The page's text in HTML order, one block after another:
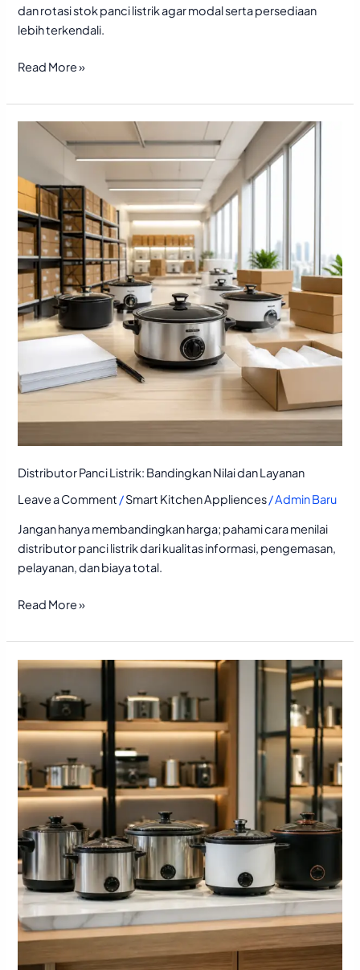
dan rotasi stok panci listrik agar modal serta persediaan
lebih terkendali.
Read More »
Distributor Panci Listrik: Bandingkan Nilai dan Layanan
Leave a Comment /Smart Kitchen Appliences/Admin Baru
Jangan hanya membandingkan harga; pahami cara menilai
distributor panci listrik dari kualitas informasi, pengemasan,
pelayanan, dan biaya total.
Distributor
Bandingkan
Nilai
dan
Layanan
Read More »
Panduan
Distributor
Panci
Listrik
untuk
Katalog
Toko